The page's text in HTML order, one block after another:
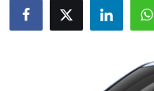
Yağlar